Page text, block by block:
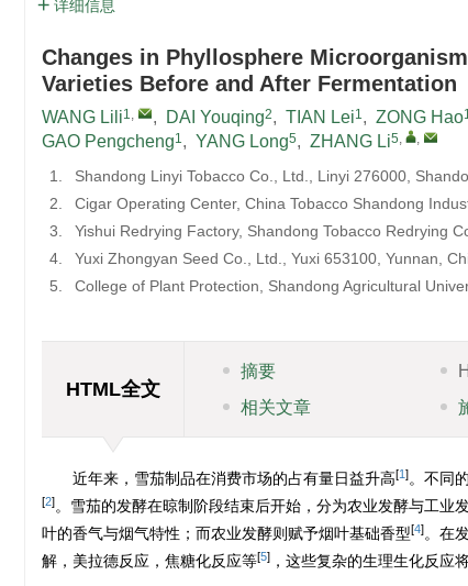
详细信息
Changes in Phyllosphere
Varieties Before and After Fermentation
WANG Lili1, , DAI Youqing2, TIAN Lei1, ZONG Hao
GAO Pengcheng1, YANG Long5, ZHANG Li5, ,
1.
Shandong Linyi Tobacco Co., Ltd., Linyi 276000,
2.
Cigar Operating Center, China Tobacco Shandong
3.
Yishui Redrying Factory, Shandong Tobacco Redrying
4.
Yuxi Zhongyan Seed Co., Ltd., Yuxi 653100, Yunnan,
5.
College of Plant Protection, Shandong Agricultural
HTML全文
摘要
相关文章
近年来，雪茄制品在消费市场的占有量日益升高[1]。不同
[2]。雪茄的发酵在晾制阶段结束后开始，分为农业发酵与工业
叶的香气与烟气特性；而农业发酵则赋予烟叶基础香型[4]。在
解，美拉德反应，焦糖化反应等[5] ，这些复杂的生理生化反应